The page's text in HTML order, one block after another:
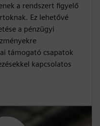
a rendszert figyelő
Ez lehetővé
a pénzügyi
támogató csapatok
kapcsolatos